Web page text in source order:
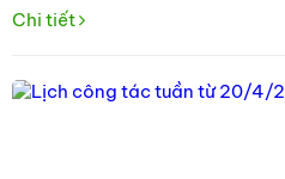
Chi tiết